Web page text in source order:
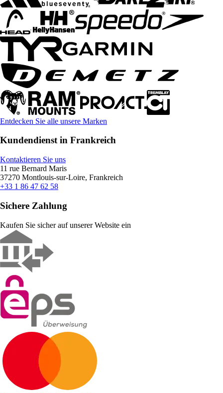
Entdecken Sie alle unsere Marken
Kundendienst in Frankreich
Kontaktieren Sie uns
11 rue Bernard Maris
37270 Montlouis-sur-Loire, Frankreich
+33 1 86 47 62 58
Sichere Zahlung
Kaufen Sie sicher auf unserer Website ein